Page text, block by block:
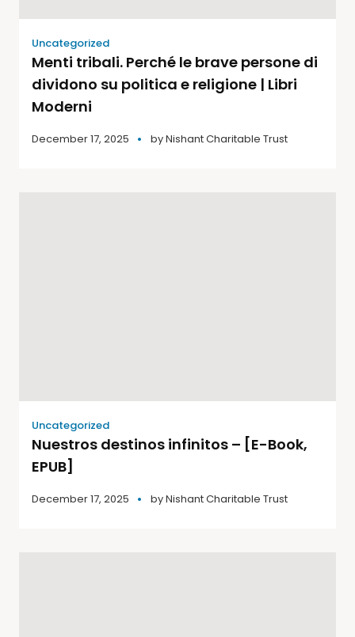
Uncategorized
Menti tribali. Perché le brave persone di
dividono su politica e religione | Libri
Moderni
December 17, 2025 byNishant Charitable Trust
Uncategorized
Nuestros destinos infinitos – [E-Book,
EPUB]
December 17, 2025 byNishant Charitable Trust